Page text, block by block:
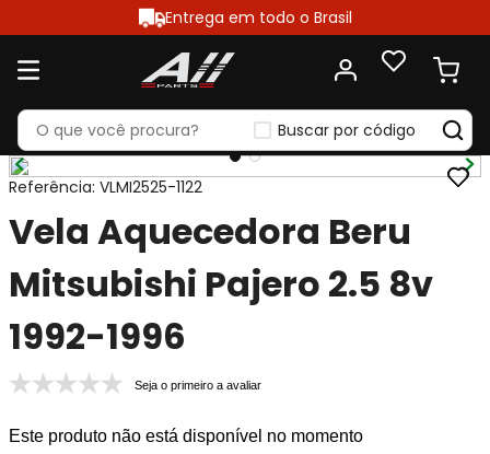
Entrega em todo o Brasil
Buscar por código
Referência: VLMI2525-1122
Vela Aquecedora Beru
Mitsubishi Pajero 2.5 8v
1992-1996
Seja o primeiro a avaliar
Este produto não está disponível no momento